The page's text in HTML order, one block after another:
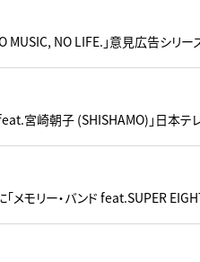
MUSIC, NO LIFE.」意見広告シリ
宮崎朝子 (SHISHAMO)」日本
「メモリー・バンド feat.SUPER